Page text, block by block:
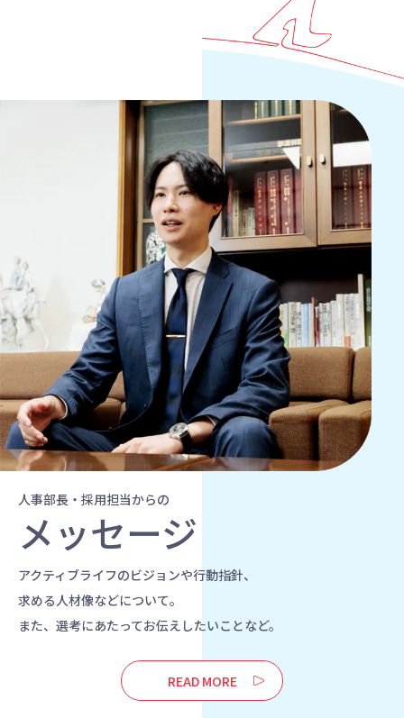
人事部長・採用担当からの
メッセージ
アクティブライフのビジョンや行動指針、
求める人材像などについて。
また、選考にあたってお伝えしたいことなど。
READ MORE